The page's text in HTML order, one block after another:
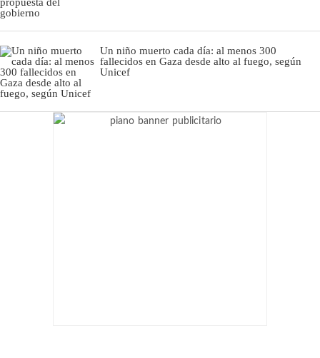
Un niño muerto cada día: al menos 300
fallecidos en Gaza desde alto al fuego, según
Unicef